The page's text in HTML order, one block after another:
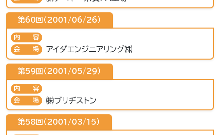
第60回（2001/06/26）
内容
会場
アイダエンジニアリング㈱
第59回（2001/05/29）
内容
会場
㈱ブリヂストン
第58回（2001/03/15）